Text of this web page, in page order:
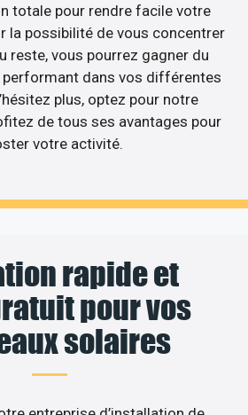
totale pour rendre facile votre
la possibilité de vous concentrer
reste, vous pourrez gagner du
dans vos différentes
plus, optez pour notre
de tous ses avantages pour
votre activité.
rapide et
pour vos
solaires